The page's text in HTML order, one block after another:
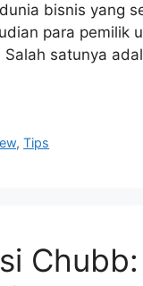
bisnis yang
para pemilik
Salah satunya
,Tips